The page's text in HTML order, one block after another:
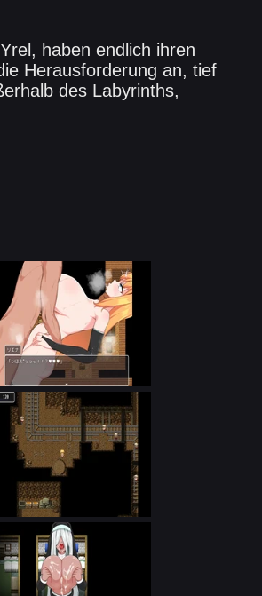
haben endlich ihren
Herausforderung an, tief
des Labyrinths,